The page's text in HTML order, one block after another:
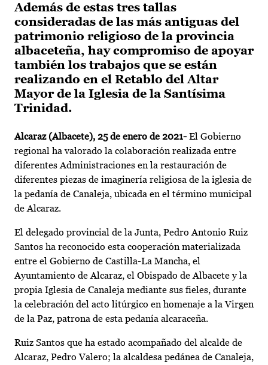
Además de estas tres tallas
consideradas de las más antiguas del
patrimonio religioso de la provincia
albaceteña, hay compromiso de apoyar
también los trabajos que se están
realizando en el Retablo del Altar
Mayor de la Iglesia de la Santísima
Trinidad.
Alcaraz (Albacete), 25 de enero de 2021- El Gobierno
regional ha valorado la colaboración realizada entre
diferentes Administraciones en la restauración de
diferentes piezas de imaginería religiosa de la iglesia de
la pedanía de Canaleja, ubicada en el término municipal
de Alcaraz.
El delegado provincial de la Junta, Pedro Antonio Ruiz
Santos ha reconocido esta cooperación materializada
entre el Gobierno de Castilla-La Mancha, el
Ayuntamiento de Alcaraz, el Obispado de Albacete y la
propia Iglesia de Canaleja mediante sus fieles, durante
la celebración del acto litúrgico en homenaje a la Virgen
de la Paz, patrona de esta pedanía alcaraceña.
Ruiz Santos que ha estado acompañado del alcalde de
Alcaraz, Pedro Valero; la alcaldesa pedánea de Canaleja,